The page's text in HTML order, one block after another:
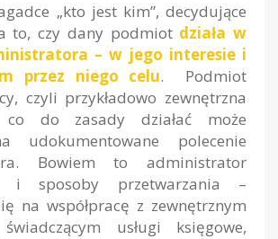
„kto jest kim”, decydujące
to, czy dany podmiot działa w
– w jego interesie i
przez niego celu. Podmiot
czyli przykładowo zewnętrzna
co do zasady działać może
udokumentowane polecenie
Bowiem to administrator
i sposoby przetwarzania –
na współpracę z zewnętrznym
usługi księgowe,